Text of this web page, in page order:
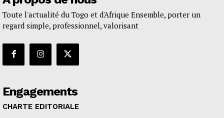
Toute l'actualité du Togo et d'Afrique Ensemble, porter un
regard simple, professionnel, valorisant
Engagements
CHARTE EDITORIALE